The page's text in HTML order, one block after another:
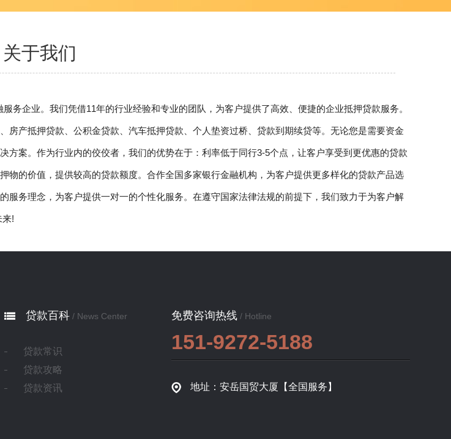
关于我们
务企业。我们凭借11年的行业经验和专业的团队，为客户提供了高效、便捷的企业抵押贷款服务。
产抵押贷款、公积金贷款、汽车抵押贷款、个人垫资过桥、贷款到期续贷等。无论您是需要资金
案。作为行业内的佼佼者，我们的优势在于：利率低于同行3-5个点，让客户享受到更优惠的贷款
的价值，提供较高的贷款额度。合作全国多家银行金融机构，为客户提供更多样化的贷款产品选
务理念，为客户提供一对一的个性化服务。在遵守国家法律法规的前提下，我们致力于为客户解
来!
免费咨询热线 / Hotline
151-9272-5188
地址：安岳国贸大厦【全国服务】
贷款百科/ News Center
贷款常识
贷款攻略
贷款资讯